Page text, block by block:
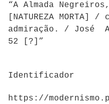
“A Almada
[NATUREZA MORTA]
admiração. / José
52 [?]”
Identificador
https://